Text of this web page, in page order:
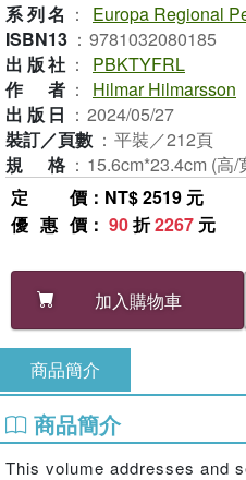
系列名 ：
Europa Regional
ISBN13 ： 9781032080185
出版社 ：
PBKTYFRL
作者 ：
Hilmar Hilmarsson
出版日 ： 2024/05/27
裝訂／頁數 ： 平裝／212頁
規格 ： 15.6cm*23.4cm (高/
定價 ：NT$ 2519 元
優惠價 ： 90折2267 元
加入購物車
商品簡介
商品簡介
This volume addresses and